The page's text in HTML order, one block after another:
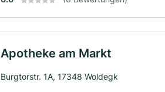
Apotheke am Markt
Burgtorstr. 1A, 17348 Woldegk